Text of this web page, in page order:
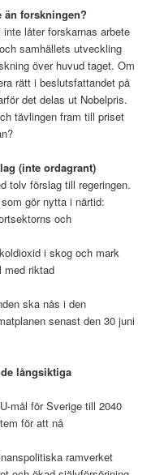
än forskningen?
låter forskarnas arbete
samhällets utveckling
över huvud taget. Om
rätt i beslutsfattandet på
det delas ut Nobelpris.
tävlingen fram till priset
(inte ordagrant)
tolv förslag till regeringen.
gör nytta i närtid:
och
i skog och mark
med riktad
ska nås i den
senast den 30 juni
långsiktiga
mål för Sverige till 2040
för att nå
ramverket